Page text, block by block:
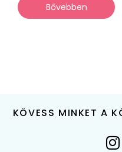
Bővebben
KÖVESS MINKET A